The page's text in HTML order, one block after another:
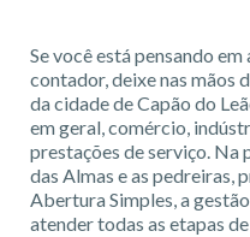
Se você está pensando
contador, deixe nas mãos
da cidade de Capão do
em geral, comércio,
prestações de serviço. Na
das Almas e as pedreiras,
Abertura Simples, a
atender todas as etapas